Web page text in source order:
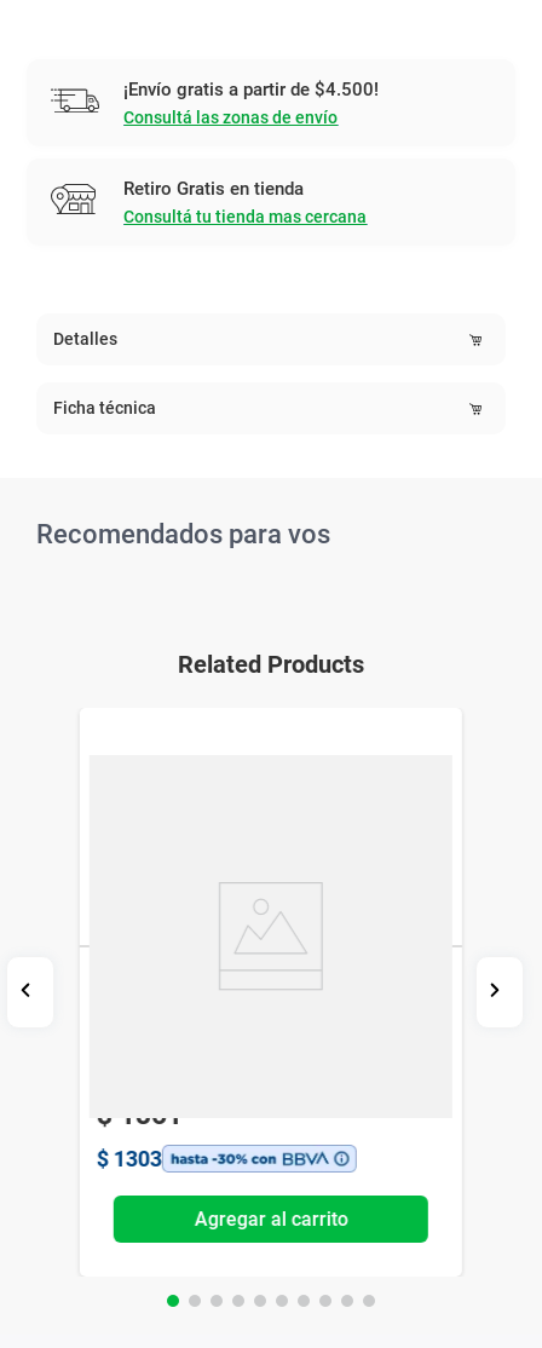
¡Envío gratis a partir de $4.500!
Consultá las zonas de envío
Retiro Gratis en tienda
Consultá tu tienda mas cercana
Detalles
Ficha técnica
Recomendados para vos
Related Products
$ 1861
$ 1303
Agregar al carrito